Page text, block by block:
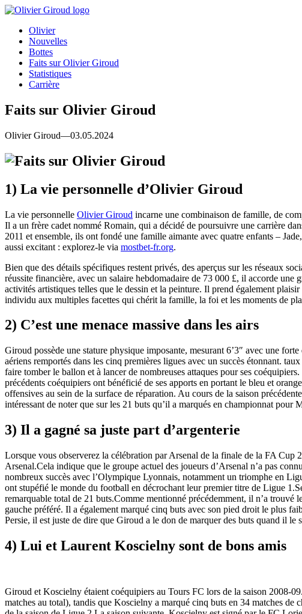
Olivier
Nouvelles
Bottes
Faits sur Olivier Giroud
Statistiques
Carrière
Faits sur Olivier Giroud
Olivier Giroud—03.05.2024
1) La vie personnelle d’Olivier Giroud
La vie personnelle Olivier Giroud incarne une combinaison de famille, de
Il a un frère cadet nommé Romain, qui a décidé de poursuivre une carrière
2011 et ensemble, ils ont fondé une famille aimante avec quatre enfants –
aussi excitant : explorez-le via mostbet-fr.org.
Bien que des détails spécifiques restent privés, des aperçus sur les réseaux
réussite financière, avec un salaire hebdomadaire de 73 000 £, il accorde
activités artistiques telles que le dessin et la peinture. Il prend également
individu aux multiples facettes qui chérit la famille, la foi et les moments de
2) C’est une menace massive dans les airs
Giroud possède une stature physique imposante, mesurant 6’3″ avec une
aériens remportés dans les cinq premières ligues avec un succès étonnant.
faire tomber le ballon et à lancer de nombreuses attaques pour ses
précédents coéquipiers ont bénéficié de ses apports en portant le bleu et
offensives au sein de la surface de réparation. Au cours de la saison
intéressant de noter que sur les 21 buts qu’il a marqués en championnat
3) Il a gagné sa juste part d’argenterie
Lorsque vous observerez la célébration par Arsenal de la finale de la FA Cup
Arsenal.Cela indique que le groupe actuel des joueurs d’Arsenal n’a pas
nombreux succès avec l’Olympique Lyonnais, notamment un triomphe en
ont stupéfié le monde du football en décrochant leur premier titre de Ligue
remarquable total de 21 buts.Comme mentionné précédemment, il n’a trouvé
gauche préféré. Il a également marqué cinq buts avec son pied droit le plus
Persie, il est juste de dire que Giroud a le don de marquer des buts quand il le
4) Lui et Laurent Koscielny sont de bons amis
Giroud et Koscielny étaient coéquipiers au Tours FC lors de la saison 2008-
matches au total), tandis que Koscielny a marqué cinq buts en 34 matches